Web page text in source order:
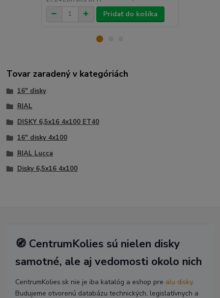
Pridať do košíka
Tovar zaradený v kategóriách
16" disky
RIAL
DISKY 6,5x16 4x100 ET40
16" disky 4x100
RIAL Lucca
Disky 6,5x16 4x100
🧭 CentrumKolies sú nielen disky
samotné, ale aj vedomosti okolo nich
CentrumKolies.sk nie je iba katalóg a eshop pre alu disky.
Budujeme otvorenú databázu technických, legislatívnych a